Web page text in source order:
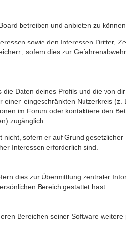
betreiben und anbieten zu können.
sowie den Interessen Dritter,
sofern dies zur
Daten deines Profils und die von
eingeschränkten Nutzerkreis (z.
im Forum oder kontaktiere den
zugänglich.
sofern er auf Grund gesetzlicher
Interessen erforderlich sind.
dies zur Übermittlung zentraler
Bereich gestattet hast.
Bereichen seiner Software